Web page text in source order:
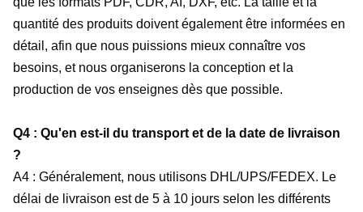
quantité des produits doivent également être informées en
détail, afin que nous puissions mieux connaître vos
besoins, et nous organiserons la conception et la
production de vos enseignes dès que possible.
Q4 : Qu'en est-il du transport et de la date de livraison
?
A4 : Généralement, nous utilisons DHL/UPS/FEDEX. Le
délai de livraison est de 5 à 10 jours selon les différents